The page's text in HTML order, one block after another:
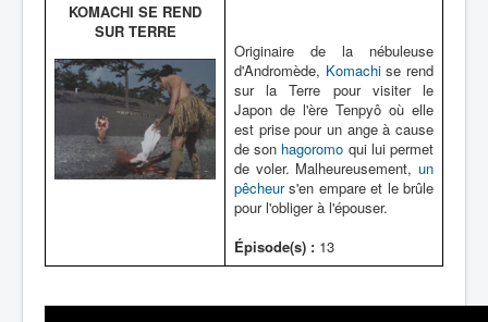
Lexique
Kumondes
Environnement
Épisodes
Chronologie
KOMACHI SE REND
SUR TERRE
Originaire de la nébuleuse
d'Andromède, Komachise rend
sur la Terre pour visiter le
Japon de l'ère Tenpyô où elle
est prise pour un ange à cause
de son hagoromo qui lui permet
de voler. Malheureusement, un
pêcheurs'en empare et le brûle
pour l'obliger à l'épouser.
Épisode(s) : 13